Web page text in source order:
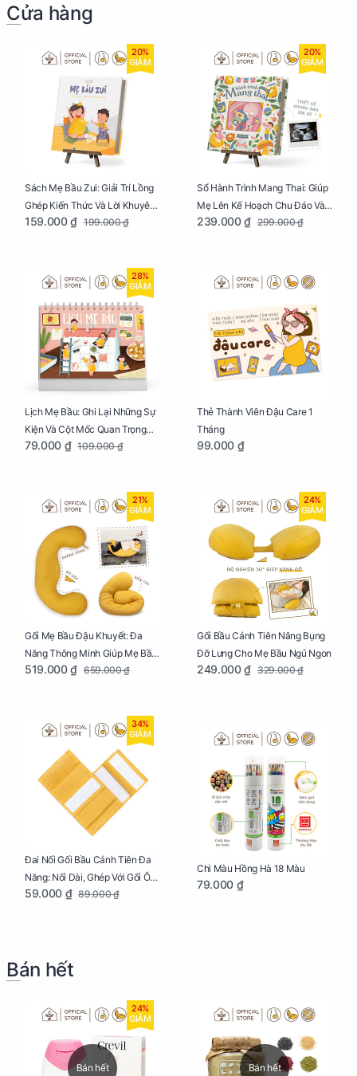
Cửa hàng
20%
GIẢM
Sách Mẹ Bầu Zui: Giải Trí Lồng
Ghép Kiến Thức Và Lời Khuyên
Mang Thai Bổ Ích
159.000 ₫ 199.000 ₫
20%
GIẢM
Sổ Hành Trình Mang Thai: Giúp
Mẹ Lên Kế Hoạch Chu Đáo Và
Lưu Giữ Kỷ Niệm Mang Thai
239.000 ₫ 299.000 ₫
28%
GIẢM
Lịch Mẹ Bầu: Ghi Lại Những Sự
Kiện Và Cột Mốc Quan Trọng
Của Mẹ Và Bé
79.000 ₫ 109.000 ₫
Thẻ Thành Viên Đậu Care 1
Tháng
99.000 ₫
21%
GIẢM
Gối Mẹ Bầu Đậu Khuyết: Đa
Năng Thông Minh Giúp Mẹ Bầu
Ngủ Ngon, Cho Bé Bú Sau Sinh
519.000 ₫ 659.000 ₫
24%
GIẢM
Gối Bầu Cánh Tiên Nâng Bụng
Đỡ Lưng Cho Mẹ Bầu Ngủ Ngon
249.000 ₫ 329.000 ₫
34%
GIẢM
Đai Nối Gối Bầu Cánh Tiên Đa
Năng: Nối Dài, Ghép Với Gối Ôm
Dễ Dàng
59.000 ₫ 89.000 ₫
Chì Màu Hồng Hà 18 Màu
79.000 ₫
Bán hết
Bán hết
24%
GIẢM
Bán hết